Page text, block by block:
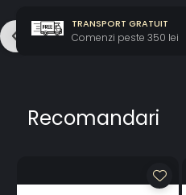
TRANSPORT GRATUIT
Comenzi peste 350 lei
Recomandari